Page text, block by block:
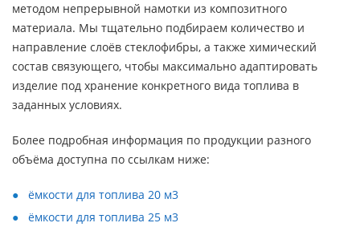
методом непрерывной намотки из композитного
материала. Мы тщательно подбираем количество и
направление слоёв стеклофибры, а также химический
состав связующего, чтобы максимально адаптировать
изделие под хранение конкретного вида топлива в
заданных условиях.
Более подробная информация по продукции разного
объёма доступна по ссылкам ниже:
ёмкости для топлива 20 м3
ёмкости для топлива 25 м3